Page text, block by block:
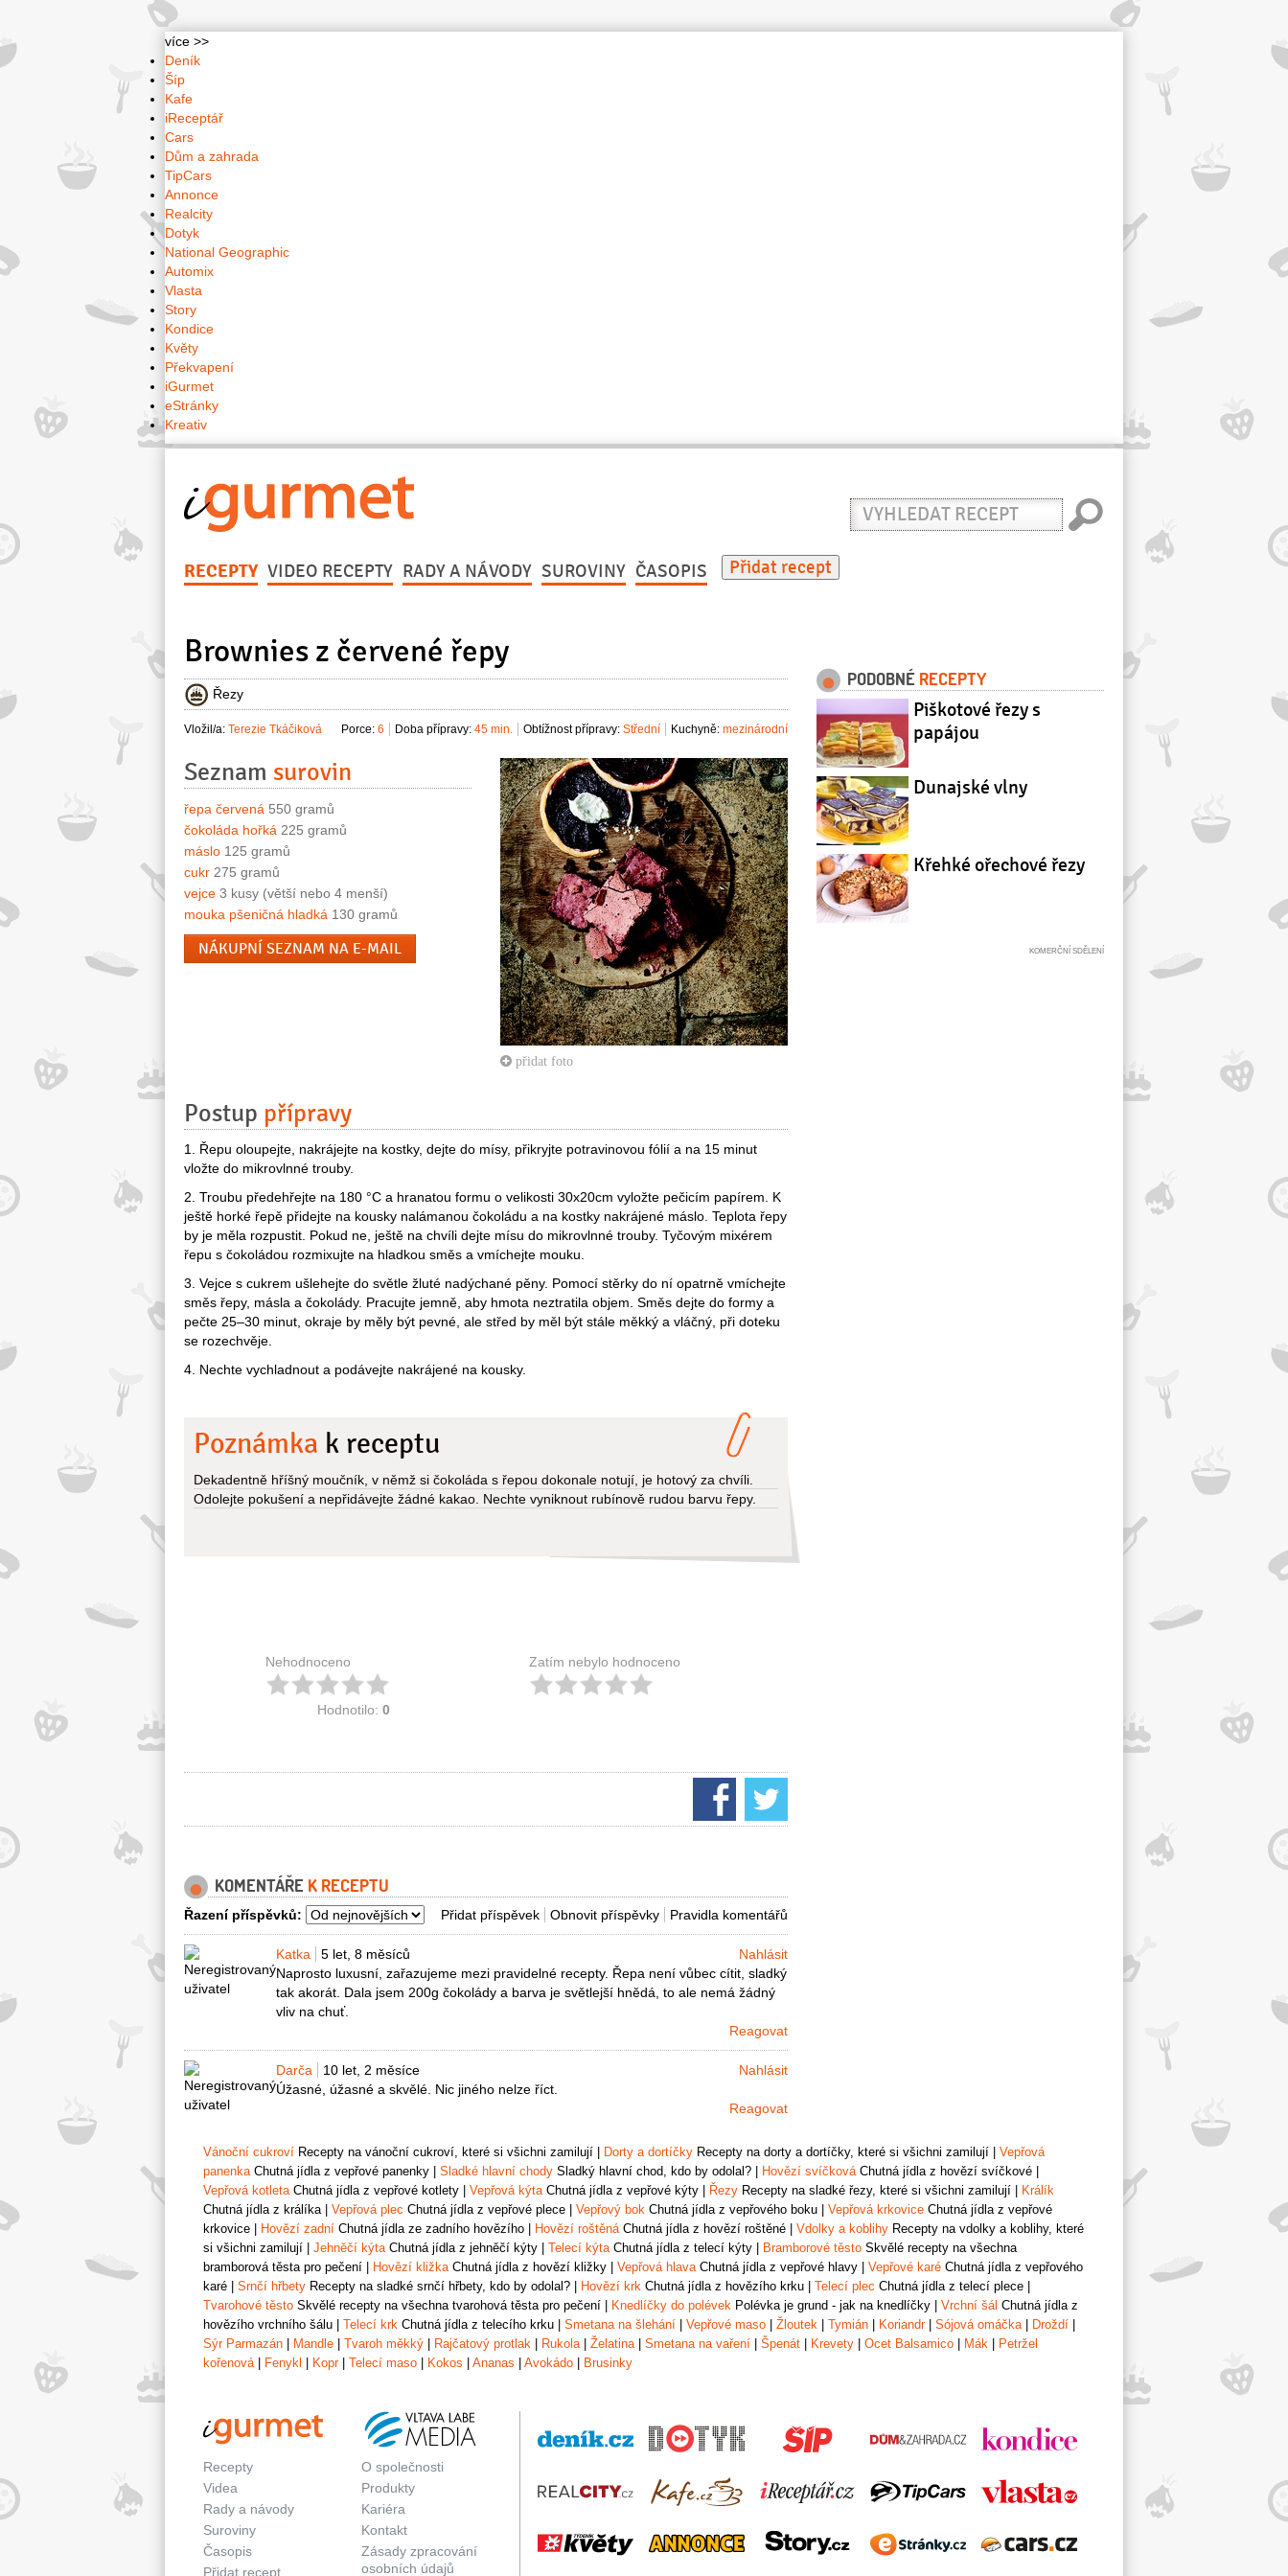
více >>
Deník
Šíp
Kafe
iReceptář
Cars
Dům a zahrada
TipCars
Annonce
Realcity
Dotyk
National Geographic
Automix
Vlasta
Story
Kondice
Květy
Překvapení
iGurmet
eStránky
Kreativ
Vyhledat
recept
RECEPTY VIDEO RECEPTY RADY A NÁVODY SUROVINY ČASOPIS Přidat recept
Brownies z červené řepy
Řezy
Vložil/a: Terezie Tkáčiková Kuchyně: mezinárodní
Obtížnost přípravy: Střední
Doba přípravy: 45 min.
Porce: 6
přidat foto
Seznam surovin
řepa červená 550 gramů
čokoláda hořká 225 gramů
máslo 125 gramů
cukr 275 gramů
vejce 3 kusy (větší nebo 4 menší)
mouka pšeničná hladká 130 gramů
NÁKUPNÍ SEZNAM NA E-MAIL
Postup přípravy
1. Řepu oloupejte, nakrájejte na kostky, dejte do mísy, přikryjte potravinovou fólií a na 15 minut
vložte do mikrovlnné trouby.
2. Troubu předehřejte na 180 °C a hranatou formu o velikosti 30x20cm vyložte pečicím papírem. K
ještě horké řepě přidejte na kousky nalámanou čokoládu a na kostky nakrájené máslo. Teplota řepy
by je měla rozpustit. Pokud ne, ještě na chvíli dejte mísu do mikrovlnné trouby. Tyčovým mixérem
řepu s čokoládou rozmixujte na hladkou směs a vmíchejte mouku.
3. Vejce s cukrem ušlehejte do světle žluté nadýchané pěny. Pomocí stěrky do ní opatrně vmíchejte
směs řepy, másla a čokolády. Pracujte jemně, aby hmota neztratila objem. Směs dejte do formy a
pečte 25–30 minut, okraje by měly být pevné, ale střed by měl být stále měkký a vláčný, při doteku
se rozechvěje.
4. Nechte vychladnout a podávejte nakrájené na kousky.
Poznámka k receptu
Dekadentně hříšný moučník, v němž si čokoláda s řepou dokonale notují, je hotový za chvíli.
Odolejte pokušení a nepřidávejte žádné kakao. Nechte vyniknout rubínově rudou barvu řepy.
Nehodnoceno
Hodnotilo: 0
Zatím nebylo hodnoceno
KOMENTÁŘE K RECEPTU
Pravidla komentářů
Obnovit příspěvky
Přidat příspěvek
Řazení příspěvků:
Katka 5 let, 8 měsíců
Nahlásit
Naprosto luxusní, zařazujeme mezi pravidelné recepty. Řepa není vůbec cítit, sladký
tak akorát. Dala jsem 200g čokolády a barva je světlejší hnědá, to ale nemá žádný
vliv na chuť.
Reagovat
Darča 10 let, 2 měsíce
Nahlásit
Úžasné, úžasné a skvělé. Nic jiného nelze říct.
Reagovat
PODOBNÉ RECEPTY
Piškotové řezy s
papájou
Dunajské vlny
Křehké ořechové řezy
Vánoční cukroví Recepty na vánoční cukroví, které si všichni zamilují Dorty a dortíčky Recepty na dorty a dortíčky, které si všichni zamilují
Vepřová
panenkaChutná jídla z vepřové panenky Sladké hlavní chody Sladký hlavní chod, kdo by odolal? Hovězí svíčkováChutná jídla z hovězí svíčkové
Vepřová kotletaChutná jídla z vepřové kotlety Vepřová kýtaChutná jídla z vepřové kýty Řezy Recepty na sladké řezy, které si všichni zamilují
Králík
Chutná jídla z králíka| Vepřová plec Chutná jídla z vepřové plece Vepřový bok Chutná jídla z vepřového boku Vepřová krkovice Chutná jídla z vepřové
krkovice
Hovězí zadní Chutná jídla ze zadního hovězího Hovězí roštěnáChutná jídla z hovězí roštěné Vdolky a koblihy Recepty na vdolky a koblihy, které
si všichni zamilují
Jehněčí kýtaChutná jídla z jehněčí kýty Telecí kýtaChutná jídla z telecí kýty Bramborové těsto Skvělé recepty na všechna
bramborová těsta pro pečení
Hovězí kližkaChutná jídla z hovězí kližky Vepřová hlavaChutná jídla z vepřové hlavy Vepřové karé Chutná jídla z vepřového
karé
Srnčí hřbety Recepty na sladké srnčí hřbety, kdo by odolal? Hovězí krk Chutná jídla z hovězího krku Telecí plec Chutná jídla z telecí plece
Tvarohové těsto Skvělé recepty na všechna tvarohová těsta pro pečení Knedlíčky do polévek Polévka je grund - jak na knedlíčky Vrchní šál Chutná jídla z
hovězího vrchního šálu
Telecí krk Chutná jídla z telecího krku Smetana na šlehání Vepřové maso Žloutek Tymián Koriandr| Sójová omáčka| Droždí
Sýr Parmazán
Mandle Tvaroh měkký Rajčatový protlak Rukola| Želatina| Smetana na vaření Špenát Krevety Ocet Balsamico Mák
Petržel
kořenová| Fenykl Kopr| Telecí maso Kokos Ananas Avokádo Brusinky
Recepty
Videa
Rady a návody
Suroviny
Časopis
Přidat recept
O společnosti
Produkty
Kariéra
Kontakt
Zásady zpracování
osobních údajů